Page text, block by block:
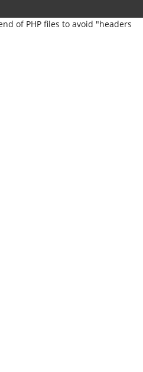
of PHP files to avoid "headers